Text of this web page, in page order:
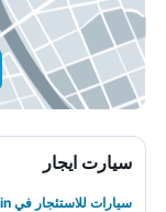
سيارت ايجار
سيارات للاستئجار في Tamarin